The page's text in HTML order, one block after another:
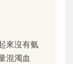
來沒有氨
混濁血